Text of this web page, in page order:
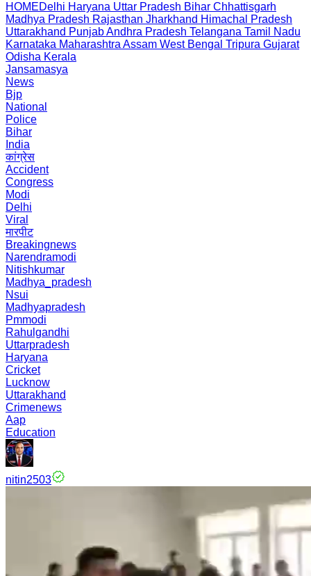
HOMEDelhi Haryana Uttar Pradesh Bihar Chhattisgarh
Madhya Pradesh Rajasthan Jharkhand Himachal Pradesh
Uttarakhand PunjabAndhra Pradesh Telangana Tamil Nadu
Karnataka Maharashtra Assam West Bengal Tripura Gujarat
Odisha Kerala
Jansamasya
News
Bjp
National
Police
Bihar
India
कांग्रेस
Accident
Congress
Modi
Delhi
Viral
मारपीट
Breakingnews
Narendramodi
Nitishkumar
Madhya_pradesh
Nsui
Madhyapradesh
Pmmodi
Rahulgandhi
Uttarpradesh
Haryana
Cricket
Lucknow
Uttarakhand
Crimenews
Aap
Education
nitin2503